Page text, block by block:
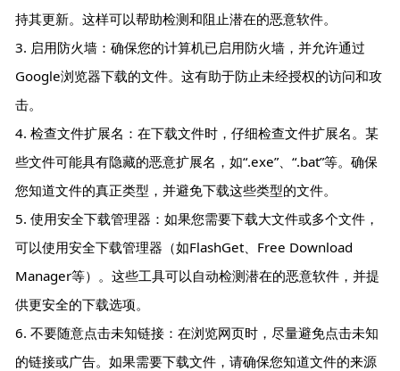
持其更新。这样可以帮助检测和阻止潜在的恶意软件。
3. 启用防火墙：确保您的计算机已启用防火墙，并允许通过
Google浏览器下载的文件。这有助于防止未经授权的访问和攻
击。
4. 检查文件扩展名：在下载文件时，仔细检查文件扩展名。某
些文件可能具有隐藏的恶意扩展名，如“.exe”、“.bat”等。确保
您知道文件的真正类型，并避免下载这些类型的文件。
5. 使用安全下载管理器：如果您需要下载大文件或多个文件，
可以使用安全下载管理器（如FlashGet、Free Download
Manager等）。这些工具可以自动检测潜在的恶意软件，并提
供更安全的下载选项。
6. 不要随意点击未知链接：在浏览网页时，尽量避免点击未知
的链接或广告。如果需要下载文件，请确保您知道文件的来源